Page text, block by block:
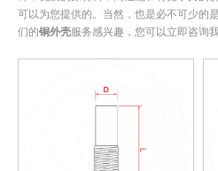
可以为您提供的。当然，也是必不可少的
们的铜外壳服务感兴趣，您可以立即咨询